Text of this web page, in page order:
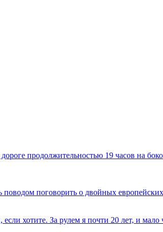
продолжительностью 19 часов на
поговорить о двойных европейских
хотите. За рулем я почти 20 лет, и